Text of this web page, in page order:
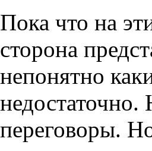
Пока что на
сторона
непонятно
переговоры.